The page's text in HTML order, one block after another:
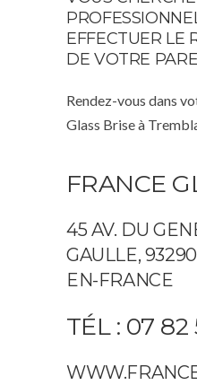
EFFECTUER LE
DE VOTRE
Rendez-vous dans
Glass Brise à
FRANCE
45 AV. DU
GAULLE,
EN-FRANCE
TÉL : 07 82